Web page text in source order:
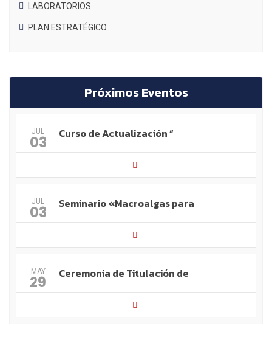
LABORATORIOS
PLAN ESTRATÉGICO
Próximos Eventos
JUL
03 Curso de Actualización “
JUL
03 Seminario «Macroalgas para
MAY
29 Ceremonia de Titulación de